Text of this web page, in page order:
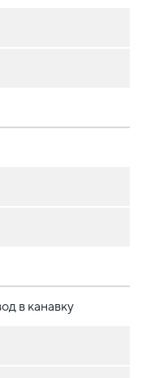
в канавку